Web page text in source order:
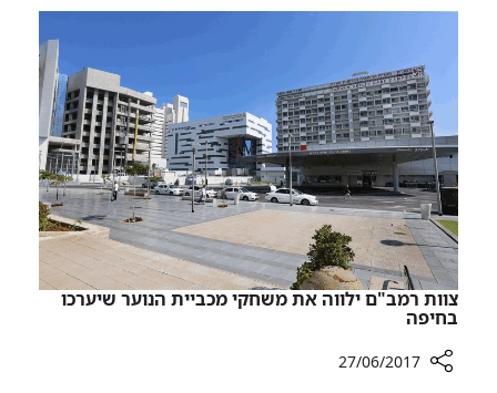
​צוות רמב"ם ילווה את משחקי מכביית הנוער שיערכו
בחיפה
27/06/2017